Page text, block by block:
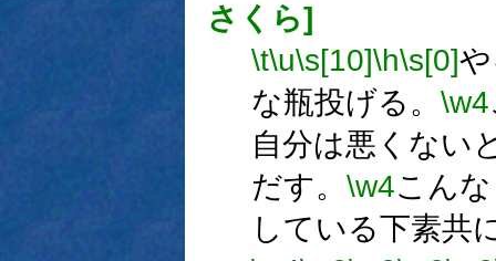
さくら]
\t\u\s[10]\h\s[0]
な瓶投げる。 \w4
自分は悪くない
だす。 \w4こん
している下素共